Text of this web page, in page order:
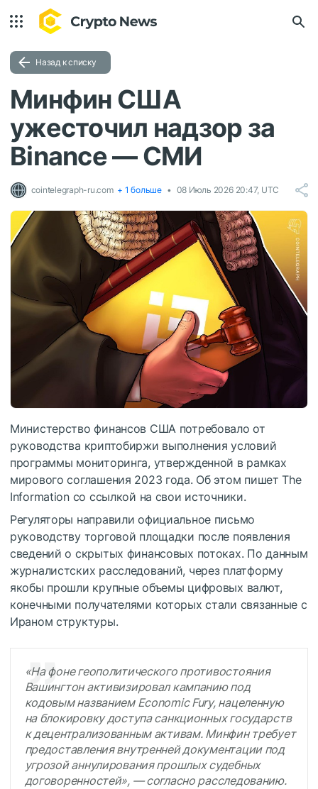
Назад к списку
Минфин США
ужесточил надзор за
Binance — СМИ
cointelegraph-ru.com + 1 больше 08 Июль 2026 20:47, UTC
Министерство финансов США потребовало от
руководства криптобиржи выполнения условий
программы мониторинга, утвержденной в рамках
мирового соглашения 2023 года. Об этом пишетThe
Informationсо ссылкой на свои источники.
Регуляторы направили официальное письмо
руководству торговой площадки после появления
сведений о скрытых финансовых потоках. По данным
журналистских расследований, через платформу
якобы прошли крупные объемы цифровых валют,
конечными получателями которыхстали связанные с
Ираном структуры.
«На фоне геополитического противостояния
Вашингтон активизировал кампанию под
кодовым названием Есоnоmiс Fury, нацеленную
на блокировку доступа санкционных государств
к децентрализованным активам. Минфин требует
предоставления внутренней документации под
угрозой аннулирования прошлых судебных
договоренностей», — согласно расследованию.